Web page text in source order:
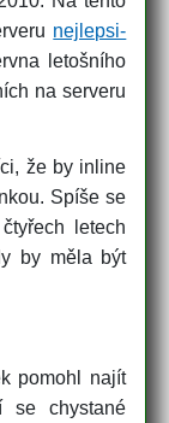
nejlepsi-
letošního
na serveru
že by inline
Spíše se
letech
by měla být
pomohl najít
se chystané